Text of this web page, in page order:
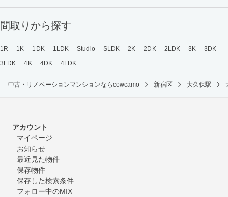
間取りから探す
1R 1K 1DK 1LDK Studio SLDK 2K 2DK 2LDK 3K
3DK
3LDK
4K 4DK 4LDK
中古・リノベーションマンションならcowcamo 新宿区 大久保駅
アカウント
マイページ
お知らせ
最近見た物件
保存物件
保存した検索条件
フォロー中のMIX